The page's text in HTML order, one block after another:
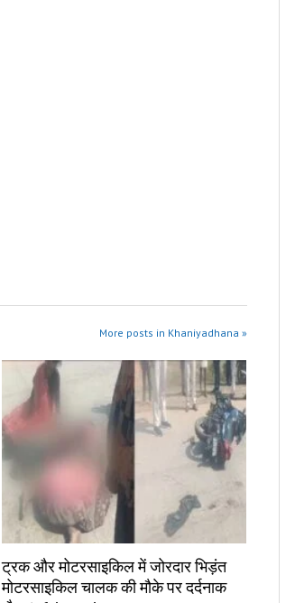
More posts in Khaniyadhana »
ट्रक और मोटरसाइकिल में जोरदार भिड़ंत
मोटरसाइकिल चालक की मौके पर दर्दनाक